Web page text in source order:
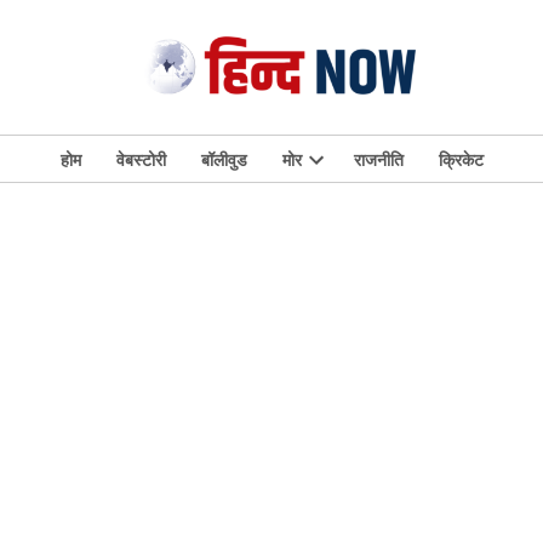
होम वेबस्टोरी बॉलीवुड मोर
Open
राजनीति क्रिकेट